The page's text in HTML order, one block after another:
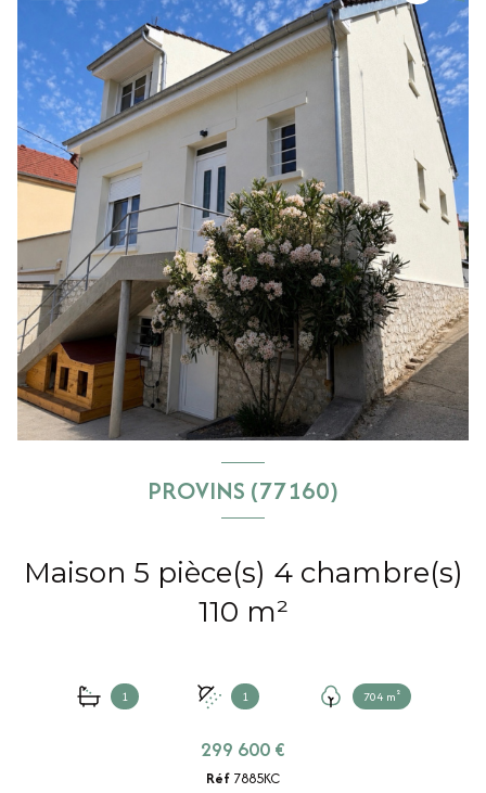
PROVINS (77160)
Maison 5 pièce(s) 4 chambre(s)
110 m²
1 1 704 m²
299 600 €
Réf 7885KC